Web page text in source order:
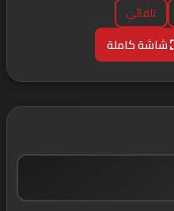
تلقائي
شاشة كاملة